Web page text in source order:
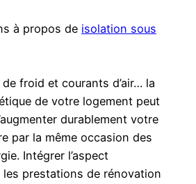
à propos de isolation sous
froid et courants d’air… la
de votre logement peut
durablement votre
par la même occasion des
Intégrer l’aspect
les prestations de rénovation